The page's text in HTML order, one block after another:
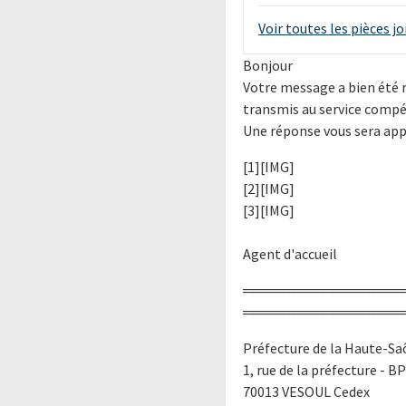
Voir toutes les pièces
Bonjour
Votre message a bien été
transmis au service
Une réponse vous sera
[1][IMG]
[2][IMG]
[3][IMG]
Agent d'accueil
Préfecture de la Haute-
1, rue de la préfecture -
70013 VESOUL Cedex